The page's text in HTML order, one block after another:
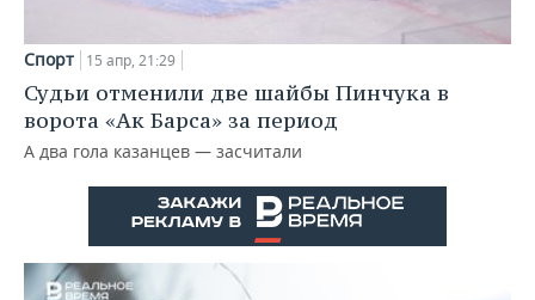
Спорт 15 апр, 21:29
Судьи отменили две шайбы Пинчука в
ворота «Ак Барса» за период
А два гола казанцев — засчитали